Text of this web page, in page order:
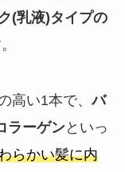
(乳液)タイプの
高い1本で、バ
ラーゲンといっ
らかい髪に内